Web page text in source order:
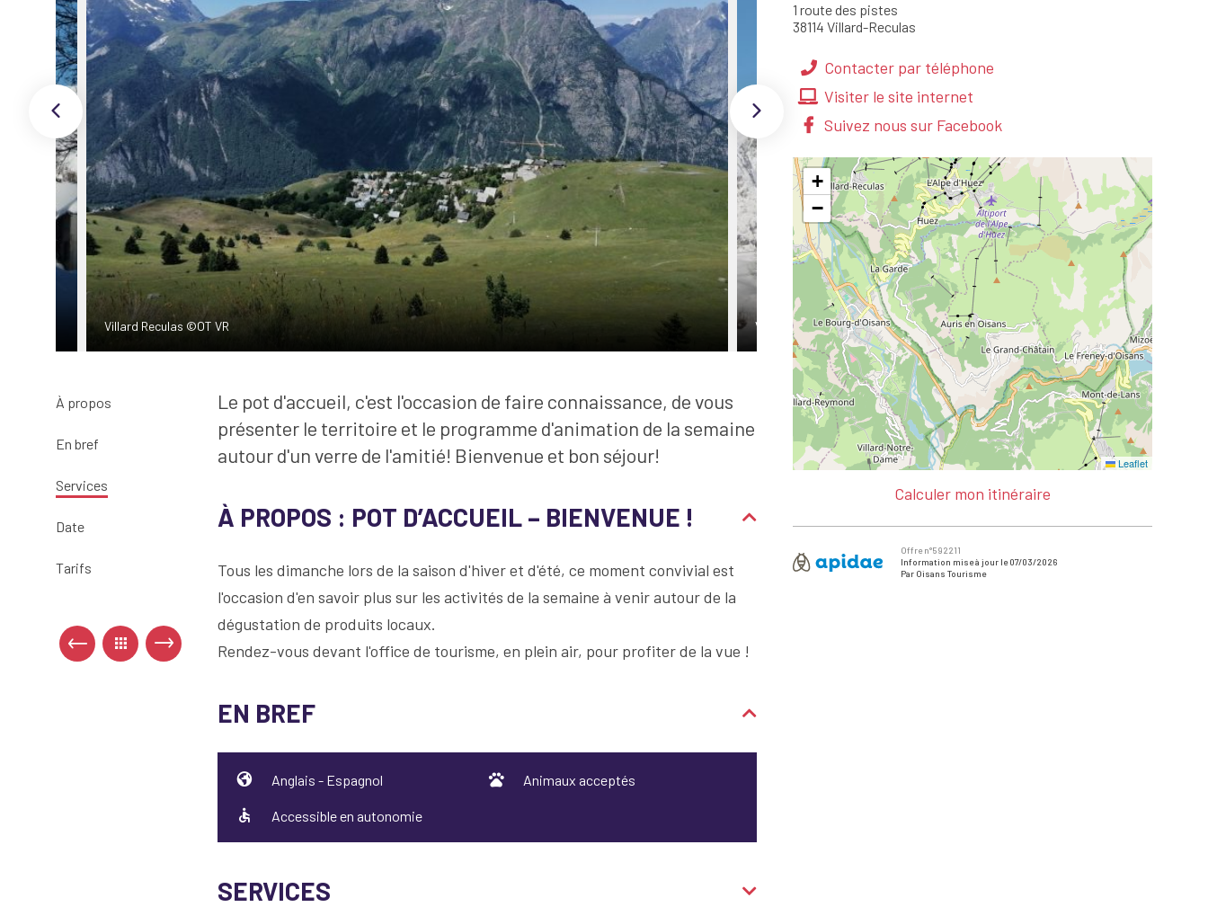
Villard Reculas ©OT VR Villard Reculas ©OT VR
À propos
En bref
Services
Date
Tarifs
Le pot d'accueil, c'est l'occasion de faire connaissance, de vous
présenter le territoire et le programme d'animation de la semaine
autour d'un verre de l'amitié! Bienvenue et bon séjour!
À PROPOS : POT D’ACCUEIL – BIENVENUE !
Tous les dimanche lors de la saison d'hiver et d'été, ce moment convivial est
l'occasion d'en savoir plus sur les activités de la semaine à venir autour de la
dégustation de produits locaux.
Rendez-vous devant l'office de tourisme, en plein air, pour profiter de la vue !
EN BREF
Anglais - Espagnol Animaux acceptés
Accessible en autonomie
SERVICES
1 route des pistes
38114 Villard-Reculas
Contacter par téléphone
Visiter le site internet
Suivez nous sur Facebook
+
−
Leaflet
Calculer mon itinéraire
Offre n°592211
Information mise à jour le 07/03/2026
Par Oisans Tourisme